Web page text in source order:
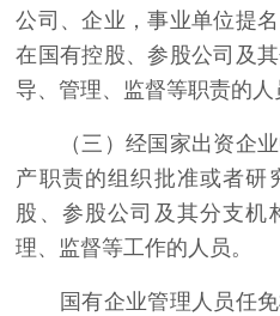
公司、企业，事业单位提
在国有控股、参股公司及
导、管理、监督等职责的人
（三）经国家出资企业
产职责的组织批准或者研
股、参股公司及其分支机
理、监督等工作的人员。
国有企业管理人员任免